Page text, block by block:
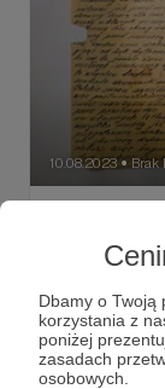
Dbamy o Twoją
korzystania z
poniżej
zasadach
osobowych.
10.08.2023 ● Brak
„Siedzimy we
kopią dla nas
obawy nie
chce ginąć od
zasłużył.”
archiwum